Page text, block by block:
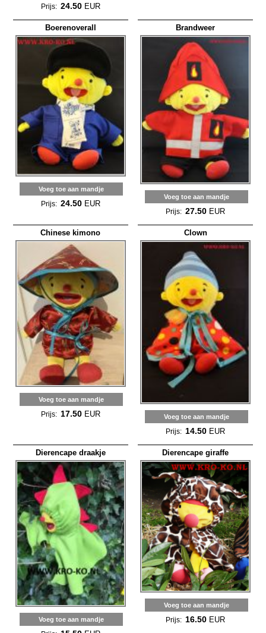
Prijs: 24.50 EUR
Boerenoverall
Voeg toe aan mandje
Prijs: 24.50 EUR
Brandweer
Voeg toe aan mandje
Prijs: 27.50 EUR
Chinese kimono
Voeg toe aan mandje
Prijs: 17.50 EUR
Clown
Voeg toe aan mandje
Prijs: 14.50 EUR
Dierencape draakje
Voeg toe aan mandje
Dierencape giraffe
Voeg toe aan mandje
Prijs: 16.50 EUR